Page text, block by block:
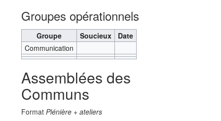
Groupes opérationnels
Groupe Soucieux
Date
Communication
Assemblées des
Communs
Format Plénière + ateliers